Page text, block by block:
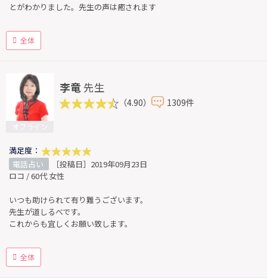
とがわかりました。先生の声は癒されます
全体
李竜 先生
（4.90） 1309件
満足度：
電話占い
［投稿日］2019年09月23日
ロコ / 60代 女性
いつも助けられて有り難うございます。
先生が道しるべです。
これからも宜しくお願い致します。
全体